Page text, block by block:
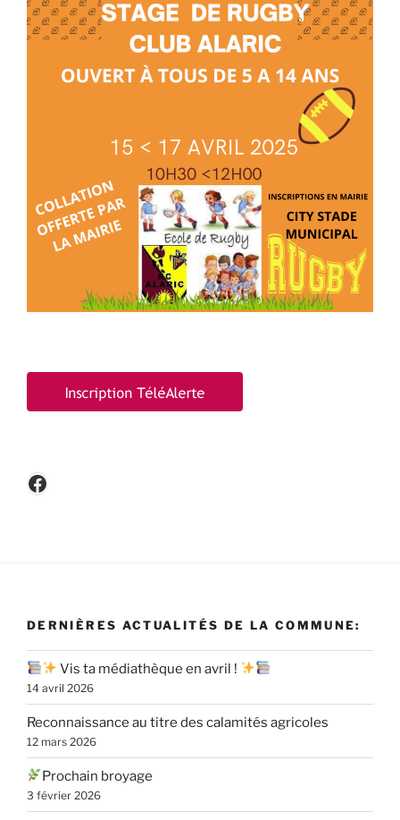
Facebook
DERNIÈRES ACTUALITÉS DE LA COMMUNE:
Vis ta médiathèque en avril !
14 avril 2026
Reconnaissance au titre des calamités agricoles
12 mars 2026
Prochain broyage
3 février 2026